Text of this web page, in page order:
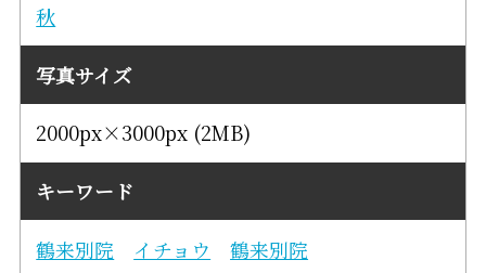
秋
写真サイズ
2000px×3000px (2MB)
キーワード
鶴来別院 イチョウ 鶴来別院